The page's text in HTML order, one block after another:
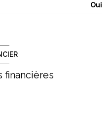
Oui
financières